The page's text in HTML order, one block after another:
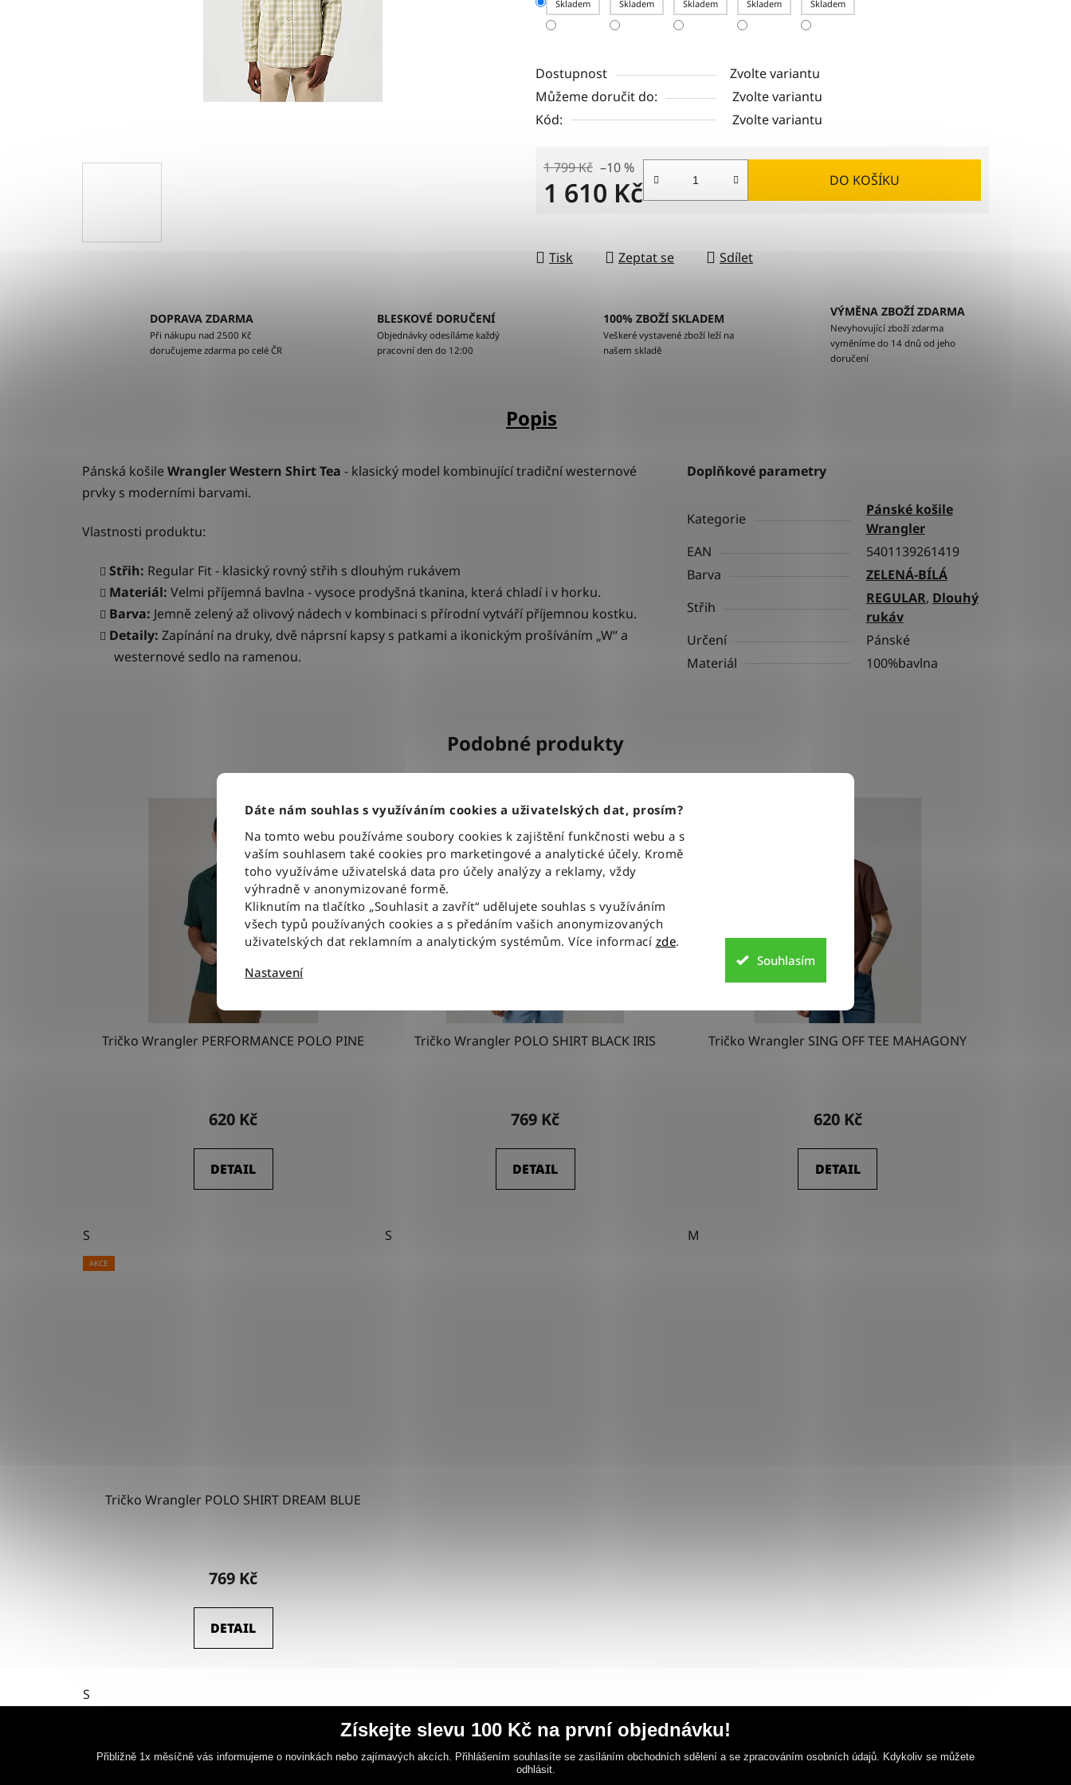
Dáte nám souhlas s využíváním cookies a uživatelských dat, prosím?
Na tomto webu používáme soubory cookies k zajištění funkčnosti webu a s
vaším souhlasem také cookies pro marketingové a analytické účely. Kromě
toho využíváme uživatelská data pro účely analýzy a reklamy, vždy
výhradně v anonymizované formě.
Kliknutím na tlačítko „Souhlasit a zavřít“ udělujete souhlas s využíváním
všech typů používaných cookies a s předáním vašich anonymizovaných
uživatelských dat reklamním a analytickým systémům. Více informací zde.
Nastavení
Souhlasím
Skladem Skladem Skladem Skladem Skladem
Dostupnost
Zvolte variantu
Můžeme doručit do:
Zvolte variantu
Kód:
Zvolte variantu
1 799 Kč –10 %
1 610 Kč DO KOŠÍKU
Tisk Zeptat se Sdílet
DOPRAVA ZDARMA
Při nákupu nad 2500 Kč
doručujeme zdarma po celé ČR
BLESKOVÉ DORUČENÍ
Objednávky odesíláme každý
pracovní den do 12:00
100% ZBOŽÍ SKLADEM
Veškeré vystavené zboží leží na
našem skladě
VÝMĚNA ZBOŽÍ ZDARMA
Nevyhovující zboží zdarma
vyměníme do 14 dnů od jeho
doručení
Popis
Pánská košileWrangler Western ShirtTea - klasický model kombinující tradiční westernové
prvky s moderními barvami.
Vlastnosti produktu:
Střih: Regular Fit - klasický rovný střih s dlouhým rukávem
Materiál: Velmi příjemná bavlna - vysoce prodyšná tkanina, která chladí i v horku.
Barva: Jemně zelený až olivový nádech v kombinaci s přírodní vytváří příjemnou kostku.
Detaily: Zapínání na druky, dvě náprsní kapsy s patkami a ikonickým prošíváním „W“ a
westernové sedlo na ramenou.
Doplňkové parametry
Kategorie
Pánské košile
Wrangler
EAN
5401139261419
Barva
ZELENÁ-BÍLÁ
Střih
REGULAR, Dlouhý
rukáv
Určení
Pánské
Materiál
100%bavlna
Podobné produkty
Tričko Wrangler PERFORMANCE POLO PINE
620 Kč
DETAIL
S
Tričko Wrangler POLO SHIRT BLACK IRIS
769 Kč
DETAIL
S
Tričko Wrangler SING OFF TEE MAHAGONY
620 Kč
DETAIL
M
AKCE
Tričko Wrangler POLO SHIRT DREAM BLUE
769 Kč
DETAIL
S
Získejte slevu 100 Kč na první objednávku!
Přibližně 1x měsíčně vás informujeme o novinkách nebo zajímavých akcích. Přihlášením souhlasíte se zasíláním obchodních sdělení a se zpracováním osobních údajů. Kdykoliv se můžete
odhlásit.